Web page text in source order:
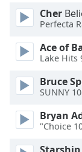
Opacity
Font
Size
Text
Edge
Cher
Perfecta
Ace of
Lake Hits
Bruce
SUNNY
Bryan
"Choice